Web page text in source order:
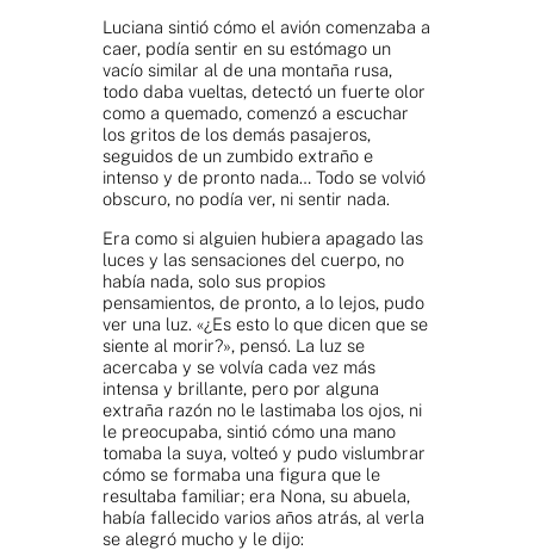
Luciana sintió cómo el avión comenzaba a
caer, podía sentir en su estómago un
vacío similar al de una montaña rusa,
todo daba vueltas, detectó un fuerte olor
como a quemado, comenzó a escuchar
los gritos de los demás pasajeros,
seguidos de un zumbido extraño e
intenso y de pronto nada… Todo se volvió
obscuro, no podía ver, ni sentir nada.
Era como si alguien hubiera apagado las
luces y las sensaciones del cuerpo, no
había nada, solo sus propios
pensamientos, de pronto, a lo lejos, pudo
ver una luz. «¿Es esto lo que dicen que se
siente al morir?», pensó. La luz se
acercaba y se volvía cada vez más
intensa y brillante, pero por alguna
extraña razón no le lastimaba los ojos, ni
le preocupaba, sintió cómo una mano
tomaba la suya, volteó y pudo vislumbrar
cómo se formaba una figura que le
resultaba familiar; era Nona, su abuela,
había fallecido varios años atrás, al verla
se alegró mucho y le dijo: